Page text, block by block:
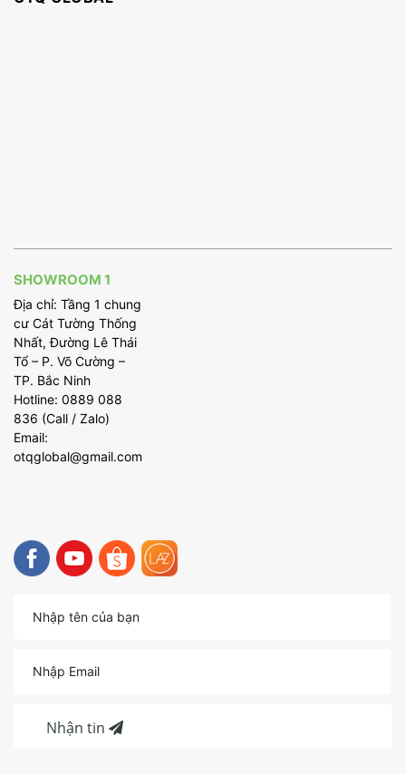
SHOWROOM 1
Địa chỉ: Tầng 1 chung
cư Cát Tường Thống
Nhất, Đường Lê Thái
Tổ – P. Võ Cường –
TP. Bắc Ninh
Hotline: 0889 088
836 (Call / Zalo)
Email:
otqglobal@gmail.com
Nhận tin